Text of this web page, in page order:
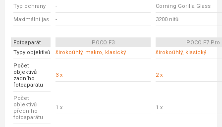
Typ ochrany - Corning Gorilla Glass
Maximální jas - 3200 nitů
Fotoaparát POCO F3
POCO F7 Pro
Typy objektivů
širokoúhlý, makro, klasický širokoúhlý, klasický
Počet
objektivů
zadního
fotoaparátu
3 x 2 x
Počet
objektivů
předního
fotoaparátu
1 x 1 x